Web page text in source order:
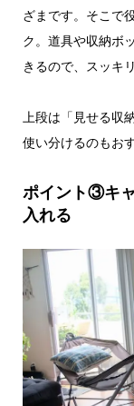
ざまです。そこで
ク。道具や収納ボ
きるので、スッキ
上段は「見せる収
使い分けるのもお
ポイント③キ
入れる